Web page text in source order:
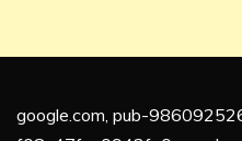
google.com, pub-